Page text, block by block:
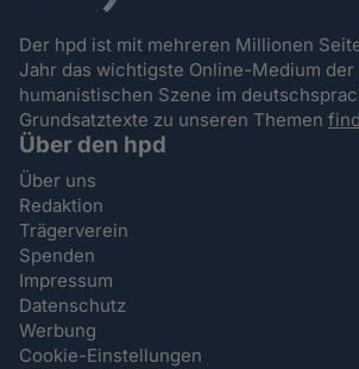
Der hpd ist mit mehreren Millionen
Jahr das wichtigste Online-Medium
humanistischen Szene im
Grundsatztexte zu unseren Themen
Über den hpd
Über uns
Redaktion
Trägerverein
Spenden
Impressum
Datenschutz
Werbung
Cookie-Einstellungen